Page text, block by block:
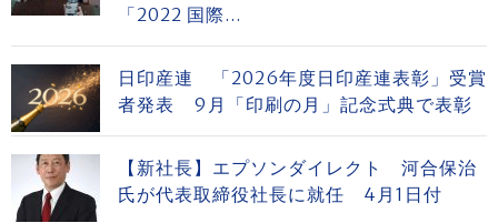
「2022 国際...
日印産連 「2026年度日印産連表彰」受賞
者発表 9月「印刷の月」記念式典で表彰
【新社長】エプソンダイレクト 河合保治
氏が代表取締役社長に就任 4月1日付